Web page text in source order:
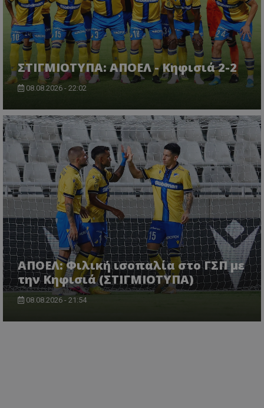
ΣΤΙΓΜΙΟΤΥΠΑ: ΑΠΟΕΛ - Κηφισιά 2-2
08.08.2026 - 22:02
ΑΠΟΕΛ: Φιλική ισοπαλία στο ΓΣΠ με
την Κηφισιά (ΣΤΙΓΜΙΟΤΥΠΑ)
08.08.2026 - 21:54